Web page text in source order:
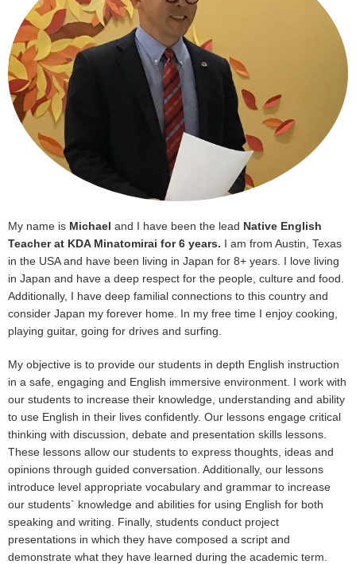
My name is Michael and I have been the lead Native English
Teacher at KDA Minatomirai for 6 years. I am from Austin, Texas
in the USA and have been living in Japan for 8+ years. I love living
in Japan and have a deep respect for the people, culture and food.
Additionally, I have deep familial connections to this country and
consider Japan my forever home. In my free time I enjoy cooking,
playing guitar, going for drives and surfing.
My objective is to provide our students in depth English instruction
in a safe, engaging and English immersive environment. I work with
our students to increase their knowledge, understanding and ability
to use English in their lives confidently. Our lessons engage critical
thinking with discussion, debate and presentation skills lessons.
These lessons allow our students to express thoughts, ideas and
opinions through guided conversation. Additionally, our lessons
introduce level appropriate vocabulary and grammar to increase
our students` knowledge and abilities for using English for both
speaking and writing. Finally, students conduct project
presentations in which they have composed a script and
demonstrate what they have learned during the academic term.